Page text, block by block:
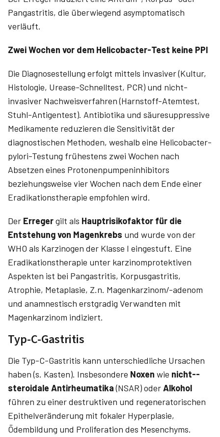
Pangastritis, die überwiegend asymptomatisch
verläuft.
Zwei Wochen vor dem Helicobacter-Test keine PPI
Die Diagnosestellung erfolgt mittels invasiver (Kultur,
Histologie, Urease-Schnelltest, PCR) und nicht-
invasiver Nachweisverfahren (Harnstoff-Atemtest,
Stuhl-Antigentest). Antibiotika und säuresuppressive
Medikamente reduzieren die Sensitivität der
diagnostischen Methoden, weshalb eine Helicobacter-
pylori-Testung frühestens zwei Wochen nach
Absetzen eines Protonenpumpeninhibitors
beziehungsweise vier Wochen nach dem Ende einer
Eradikationstherapie empfohlen wird.
Der Erregergilt als Hauptrisikofaktor für die
Entstehung von Magenkrebs und wurde von der
WHO als Karzinogen der Klasse I eingestuft. Eine
Eradikationstherapie unter karzinomprotektiven
Aspekten ist bei Pangastritis, Korpusgastritis,
Atrophie, Metaplasie, Z.n. Magenkarzinom/-adenom
und anamnestisch erstgradig Verwandten mit
Magenkarzinom indiziert.
Typ-C-Gastritis
Die Typ-C-Gastritis kann unterschiedliche Ursachen
haben (s. Kasten). Insbesondere Noxen wie nicht-­
steroidale Antirheumatika(NSAR) oderAlkohol
führen zu einer destruktiven und regeneratorischen
Epithelveränderung mit fokaler Hyperplasie,
Ödembildung und Proliferation des Mesenchyms.